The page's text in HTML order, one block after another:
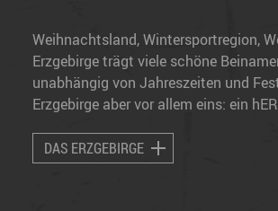
Weihnachtsland, Wintersportregion,
Erzgebirge trägt viele schöne
unabhängig von Jahreszeiten und
Erzgebirge aber vor allem eins: ein
DAS ERZGEBIRGE